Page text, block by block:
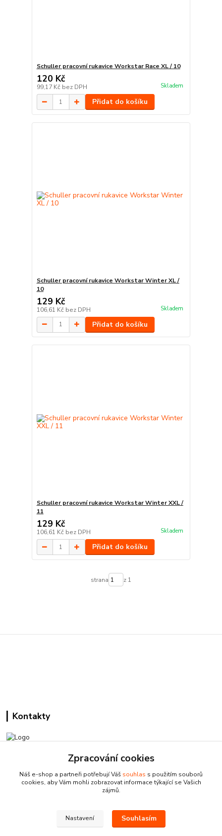
Schuller pracovní rukavice Workstar Race XL / 10
120 Kč
99,17 Kč bez DPH Skladem
Přidat do košíku
Schuller pracovní rukavice Workstar Winter XL /
10
129 Kč
106,61 Kč bez DPH Skladem
Přidat do košíku
Schuller pracovní rukavice Workstar Winter XXL /
11
129 Kč
106,61 Kč bez DPH Skladem
Přidat do košíku
strana z 1
Kontakty
Pracovní doba:
+420 224 818 812
Po-Pá: 8:00-18:00 hod.
Zpracování cookies
Náš e-shop a partneři potřebují Váš souhlas s použitím souborů
cookies, aby Vám mohli zobrazovat informace týkající se Vašich
zájmů.
Nastavení Souhlasím